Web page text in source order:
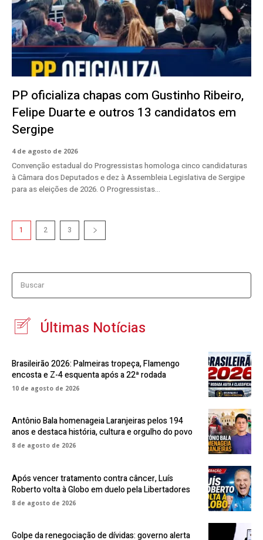
PP oficializa chapas com Gustinho Ribeiro,
Felipe Duarte e outros 13 candidatos em
Sergipe
4 de agosto de 2026
Convenção estadual do Progressistas homologa cinco candidaturas
à Câmara dos Deputados e dez à Assembleia Legislativa de Sergipe
para as eleições de 2026. O Progressistas...
1 2 3
Buscar
Últimas Notícias
Brasileirão 2026: Palmeiras tropeça, Flamengo
encosta e Z-4 esquenta após a 22ª rodada
10 de agosto de 2026
Antônio Bala homenageia Laranjeiras pelos 194
anos e destaca história, cultura e orgulho do povo
8 de agosto de 2026
Após vencer tratamento contra câncer, Luís
Roberto volta à Globo em duelo pela Libertadores
8 de agosto de 2026
Golpe da renegociação de dívidas: governo alerta